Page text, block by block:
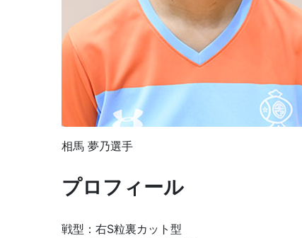
相馬 夢乃選手
プロフィール
戦型：右S粒裏カット型